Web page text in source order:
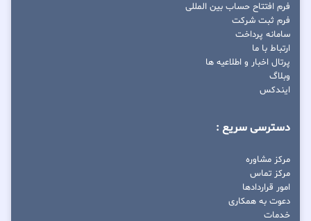
فرم افتتاح حساب بین المللی
فرم ثبت شرکت
سامانه پرداخت
ارتباط با ما
پرتال اخبار و اطلاعیه ها
وبلاگ
ایندکس
دسترسی سریع :
مرکز مشاوره
مرکز تماس
امور قراردادها
دعوت به همکاری
خدمات